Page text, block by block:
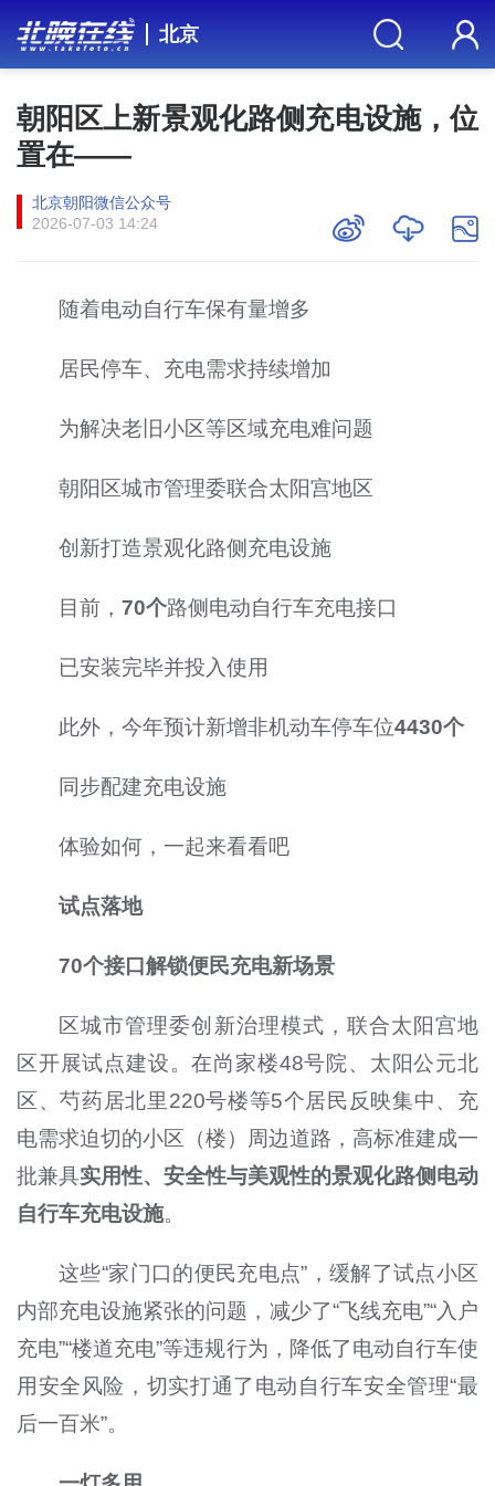
北京
朝阳区上新景观化路侧充电设施，位
置在——
北京朝阳微信公众号
2026-07-03 14:24
随着电动自行车保有量增多
居民停车、充电需求持续增加
为解决老旧小区等区域充电难问题
朝阳区城市管理委联合太阳宫地区
创新打造景观化路侧充电设施
目前，70个路侧电动自行车充电接口
已安装完毕并投入使用
此外，今年预计新增非机动车停车位4430个
同步配建充电设施
体验如何，一起来看看吧
试点落地
70个接口解锁便民充电新场景
区城市管理委创新治理模式，联合太阳宫地
区开展试点建设。在尚家楼48号院、太阳公元北
区、芍药居北里220号楼等5个居民反映集中、充
电需求迫切的小区（楼）周边道路，高标准建成一
批兼具实用性、安全性与美观性的景观化路侧电动
自行车充电设施。
这些“家门口的便民充电点”，缓解了试点小区
内部充电设施紧张的问题，减少了“飞线充电”“入户
充电”“楼道充电”等违规行为，降低了电动自行车使
用安全风险，切实打通了电动自行车安全管理“最
后一百米”。